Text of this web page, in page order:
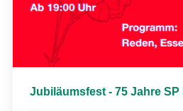
Jubiläumsfest - 75 Jahre SP